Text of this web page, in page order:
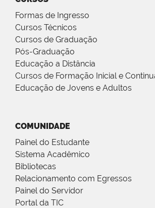
Formas de Ingresso
Cursos Técnicos
Cursos de Graduação
Pós-Graduação
Educação a Distância
Cursos de Formação Inicial e
Educação de Jovens e Adultos
COMUNIDADE
Painel do Estudante
Sistema Acadêmico
Bibliotecas
Relacionamento com Egressos
Painel do Servidor
Portal da TIC